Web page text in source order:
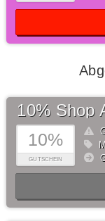
10%
GUTSCHEIN
10% Shop